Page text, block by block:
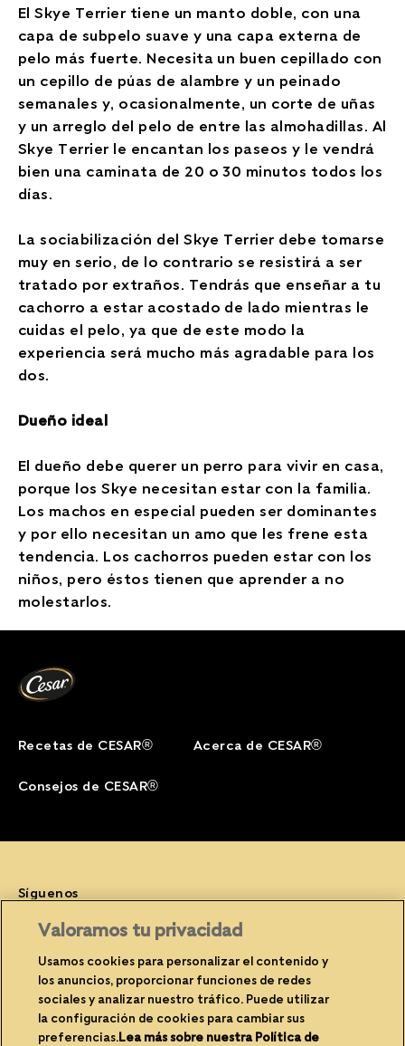
El Skye Terrier tiene un manto doble, con una
capa de subpelo suave y una capa externa de
pelo más fuerte. Necesita un buen cepillado con
un cepillo de púas de alambre y un peinado
semanales y, ocasionalmente, un corte de uñas
y un arreglo del pelo de entre las almohadillas. Al
Skye Terrier le encantan los paseos y le vendrá
bien una caminata de 20 o 30 minutos todos los
días.
La sociabilización del Skye Terrier debe tomarse
muy en serio, de lo contrario se resistirá a ser
tratado por extraños. Tendrás que enseñar a tu
cachorro a estar acostado de lado mientras le
cuidas el pelo, ya que de este modo la
experiencia será mucho más agradable para los
dos.
Dueño ideal
El dueño debe querer un perro para vivir en casa,
porque los Skye necesitan estar con la familia.
Los machos en especial pueden ser dominantes
y por ello necesitan un amo que les frene esta
tendencia. Los cachorros pueden estar con los
niños, pero éstos tienen que aprender a no
molestarlos.
Recetas de CESAR® Acerca de CESAR®
Consejos de CESAR®
Síguenos
Privacidad(opens in new window) Cookies(opens in new window)
Avisos legales(opens in new window)Contacte con nosotros
Valoramos tu privacidad
Usamos cookies para personalizar el contenido y
los anuncios, proporcionar funciones de redes
sociales y analizar nuestro tráfico. Puede utilizar
la configuración de cookies para cambiar sus
preferencias.Lea más sobre nuestra Política de